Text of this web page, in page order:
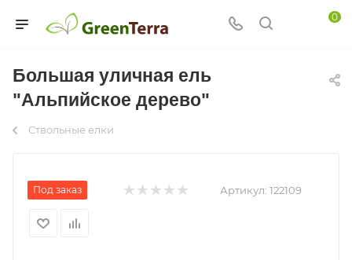
0
Большая уличная ель
"Альпийское дерево"
Ствольные елки
Под заказ Артикул: 122109